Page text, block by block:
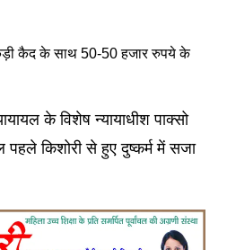
के विशेष न्यायाधीश पाक्सो
पहले किशोरी से हुए दुष्कर्म में सजा